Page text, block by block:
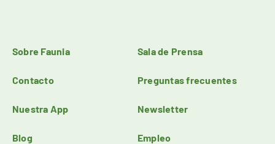
Sobre Faunia Sala de Prensa
Contacto Preguntas frecuentes
Nuestra App Newsletter
Blog Empleo